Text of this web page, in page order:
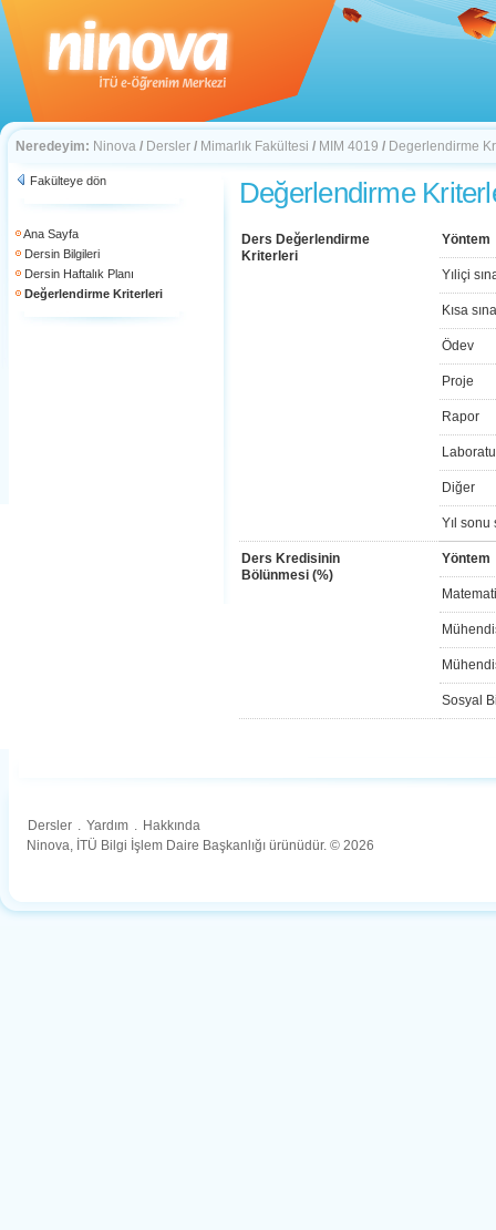
Neredeyim: Ninova / Dersler / Mimarlık Fakültesi / MIM 4019 / Degerlendirme
Fakülteye dön
Ana Sayfa
Dersin Bilgileri
Dersin Haftalık Planı
Değerlendirme Kriterleri
Değerlendirme
Ders Değerlendirme
Kriterleri
Yöntem
Yıliçi
Kısa
Ödev
Proje
Rapor
Diğer
Yıl sonu
Ders Kredisinin
Bölünmesi (%)
Yöntem
Sosyal
Dersler . Yardım . Hakkında
Ninova, İTÜ Bilgi İşlem Daire Başkanlığı ürünüdür. © 2026